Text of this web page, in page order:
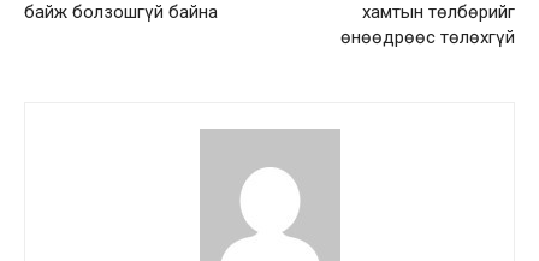
байж болзошгүй байна
хамтын төлбөрийг
өнөөдрөөс төлөхгүй